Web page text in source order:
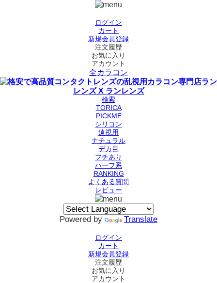
ログイン
カート
新規会員登録
注文履歴
お気に入り
アカウント
全カラコン
検索
TORICA
PICKME
シリコン
遠視用
ナチュラル
デカ目
フチあり
ハーフ系
RANKING
よくある質問
レビュー
Powered by Translate
ログイン
カート
新規会員登録
注文履歴
お気に入り
アカウント